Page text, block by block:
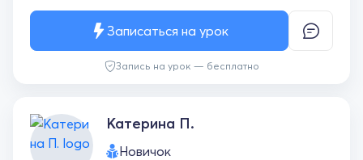
Запись на урок — бесплатно
Записаться на урок
Катерина П.
Новичок